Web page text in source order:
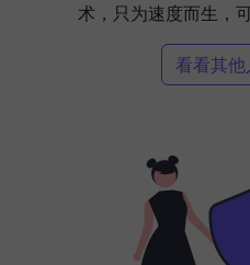
术，只为速度而生，
看看其